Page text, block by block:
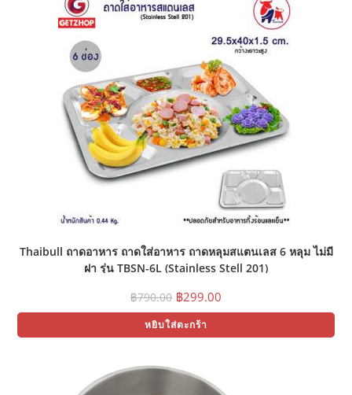
Thaibull ถาดอาหาร ถาดใส่อาหาร ถาดหลุมสแตนเลส 6 หลุม ไม่มี
ฝา รุ่น TBSN-6L (Stainless Stell 201)
฿790.00 Original
price
was:
฿790.00.
฿299.00
price
฿299.00.
หยิบใส่ตะกร้า